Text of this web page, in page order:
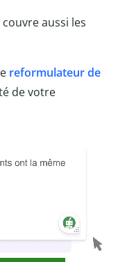
aussi les
reformulateur de
de votre